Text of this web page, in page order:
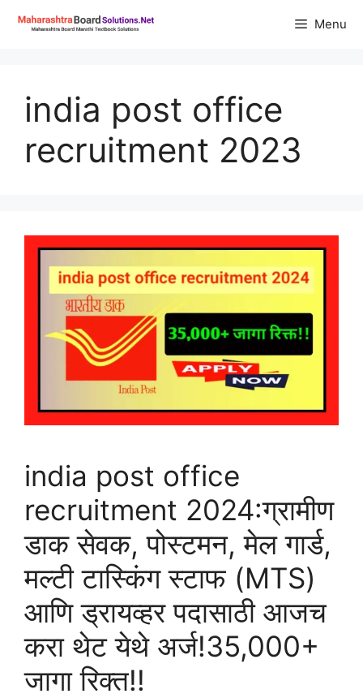
Menu
india post office
recruitment 2023
india post office
recruitment 2024:ग्रामीण
डाक सेवक, पोस्टमन, मेल गार्ड,
मल्टी टास्किंग स्टाफ (MTS)
आणि ड्रायव्हर पदासाठी आजच
करा थेट येथे अर्ज!35,000+
जागा रिक्त!!